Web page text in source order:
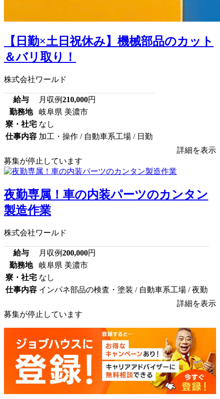
【日勤×土日祝休み】機械部品のカット
＆バリ取り！
株式会社ワールド
給与 月収例210,000円
勤務地
岐阜県 美濃市
寮・社宅 なし
仕事内容 加工・操作 / 自動車系工場 / 日勤
詳細を表示
募集が停止しています
夜勤専属！車の内装パーツのカンタン
製造作業
株式会社ワールド
給与 月収例200,000円
勤務地
岐阜県 美濃市
寮・社宅 なし
仕事内容 インパネ部品の検査・塗装 / 自動車系工場 / 夜勤
詳細を表示
募集が停止しています